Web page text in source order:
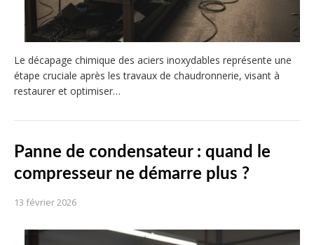
Le décapage chimique des aciers inoxydables représente une
étape cruciale après les travaux de chaudronnerie, visant à
restaurer et optimiser…
Panne de condensateur : quand le
compresseur ne démarre plus ?
13 février 2026